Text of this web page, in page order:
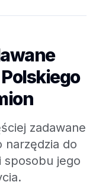
zadawane
narzędzia do
sposobu jego